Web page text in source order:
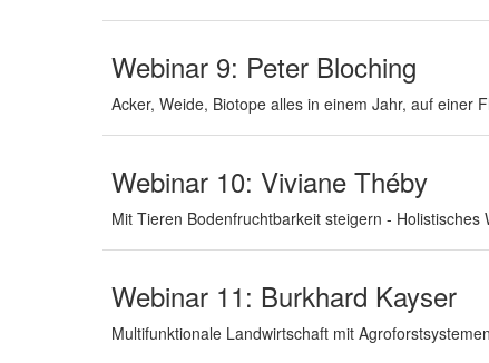
Webinar 9: Peter Bloching
Acker, Weide, Biotope alles in einem Jahr, auf einer
Webinar 10: Viviane Théby
Mit Tieren Bodenfruchtbarkeit steigern - Holistisches
Webinar 11: Burkhard Kayser
Multifunktionale Landwirtschaft mit Agroforstsystemen